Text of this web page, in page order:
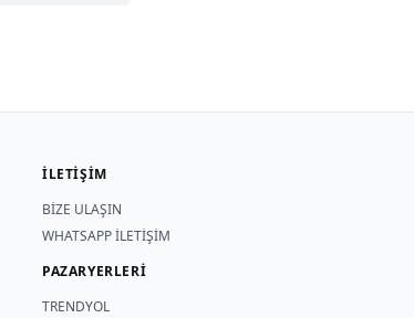
İLETİŞİM
BİZE ULAŞIN
WHATSAPP İLETİŞİM
PAZARYERLERİ
TRENDYOL